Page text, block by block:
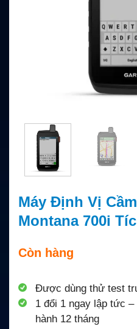
Máy Định Vị
Montana 700i
Còn hàng
Được dùng thử test
1 đổi 1 ngay lập tức
hành 12 tháng